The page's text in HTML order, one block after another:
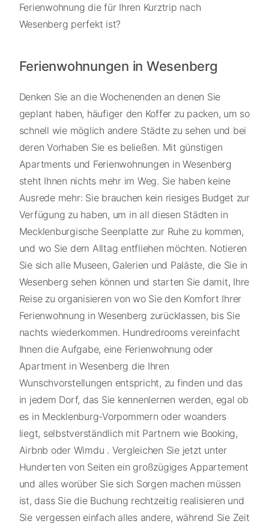
Ferienwohnung die für Ihren Kurztrip nach
Wesenberg perfekt ist?
Ferienwohnungen in Wesenberg
Denken Sie an die Wochenenden an denen Sie
geplant haben, häufiger den Koffer zu packen, um so
schnell wie möglich andere Städte zu sehen und bei
deren Vorhaben Sie es beließen. Mit günstigen
Apartments und Ferienwohnungen in Wesenberg
steht Ihnen nichts mehr im Weg. Sie haben keine
Ausrede mehr: Sie brauchen kein riesiges Budget zur
Verfügung zu haben, um in all diesen Städten in
Mecklenburgische Seenplatte zur Ruhe zu kommen,
und wo Sie dem Alltag entfliehen möchten. Notieren
Sie sich alle Museen, Galerien und Paläste, die Sie in
Wesenberg sehen können und starten Sie damit, Ihre
Reise zu organisieren von wo Sie den Komfort Ihrer
Ferienwohnung in Wesenberg zurücklassen, bis Sie
nachts wiederkommen. Hundredrooms vereinfacht
Ihnen die Aufgabe, eine Ferienwohnung oder
Apartment in Wesenberg die Ihren
Wunschvorstellungen entspricht, zu finden und das
in jedem Dorf, das Sie kennenlernen werden, egal ob
es in Mecklenburg-Vorpommern oder woanders
liegt, selbstverständlich mit Partnern wie Booking,
Airbnb oder Wimdu . Vergleichen Sie jetzt unter
Hunderten von Seiten ein großzügiges Appartement
und alles worüber Sie sich Sorgen machen müssen
ist, dass Sie die Buchung rechtzeitig realisieren und
Sie vergessen einfach alles andere, während Sie Zeit